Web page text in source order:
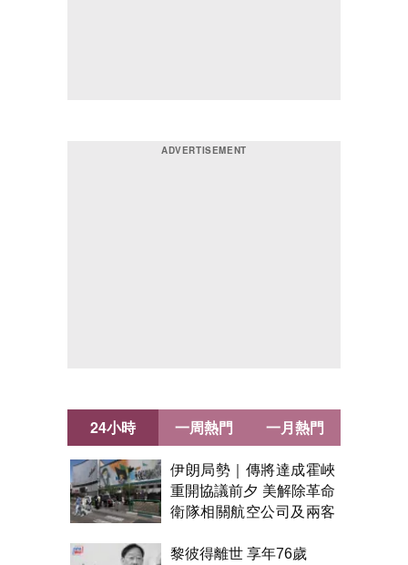
24小時
伊朗局勢｜傳將達成霍峽
重開協議前夕 美解除革命
衛隊相關航空公司及兩客
黎彼得離世 享年76歲
一周熱門 一月熱門